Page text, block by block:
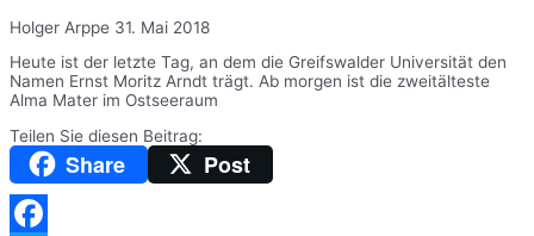
Holger Arppe 31. Mai 2018
Heute ist der letzte Tag, an dem die Greifswalder Universität den
Namen Ernst Moritz Arndt trägt. Ab morgen ist die zweitälteste
Alma Mater im Ostseeraum
Teilen Sie diesen Beitrag:
Share Post